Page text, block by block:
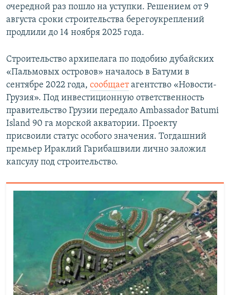
очередной раз пошло на уступки. Решением от 9
августа сроки строительства берегоукреплений
продлили до 14 ноября 2025 года.
Строительство архипелага по подобию дубайских
«Пальмовых островов» началось в Батуми в
сентябре 2022 года, сообщаетагентство «Новости-
Грузия». Под инвестиционную ответственность
правительство Грузии передало Ambassador Batumi
Island 90 га морской акватории. Проекту
присвоили статус особого значения. Тогдашний
премьер Ираклий Гарибашвили лично заложил
капсулу под строительство.